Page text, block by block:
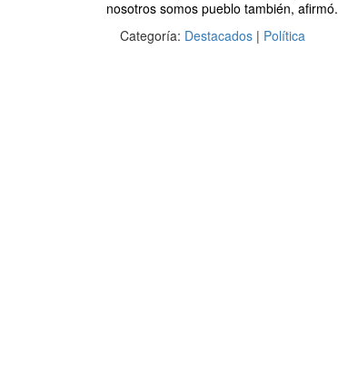
nosotros somos pueblo también, afirmó.
Categoría: Destacados | Política